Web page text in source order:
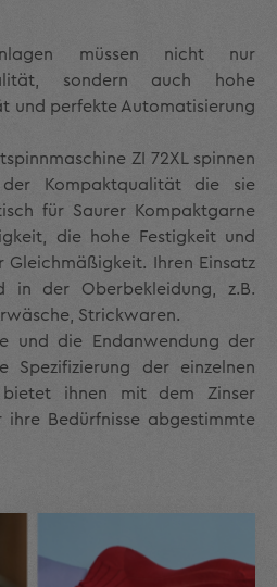
müssen nicht nur
sondern auch hohe
und perfekte Automatisierung
ZI 72XL spinnen
Kompaktqualität die sie
für Saurer Kompaktgarne
die hohe Festigkeit und
Ihren Einsatz
in der Oberbekleidung, z.B.
Strickwaren.
und die Endanwendung der
Spezifizierung der einzelnen
bietet ihnen mit dem Zinser
ihre Bedürfnisse abgestimmte